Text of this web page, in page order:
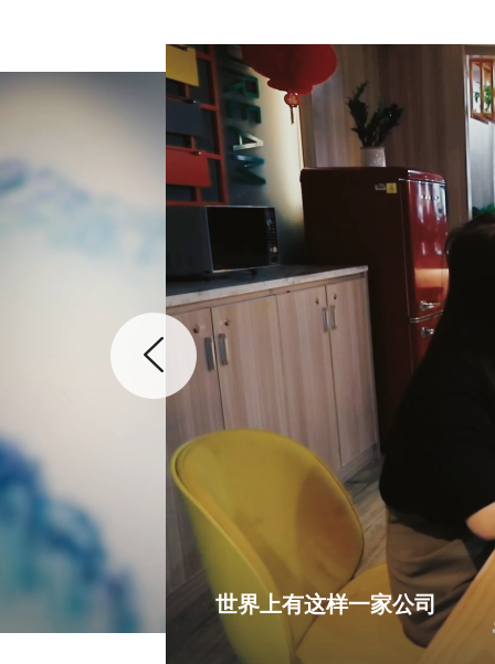
世界上有这样一家公司